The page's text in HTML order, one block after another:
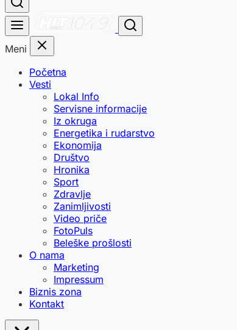
Meni
Početna
Vesti
Lokal Info
Servisne informacije
Iz okruga
Energetika i rudarstvo
Ekonomija
Društvo
Hronika
Sport
Zdravlje
Zanimljivosti
Video priče
FotoPuls
Beleške prošlosti
O nama
Marketing
Impressum
Biznis zona
Kontakt